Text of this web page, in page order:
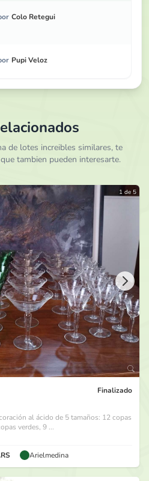
Colo Retegui
Pupi Veloz
Pupi Veloz
por
Leon86
Pupi Veloz
de lotes increibles similares, te
tambien pueden interesarte.
1 de 5
Finalizado
al ácido de 5 tamaños: 12 copas
verdes, 9 ...
Arielmedina